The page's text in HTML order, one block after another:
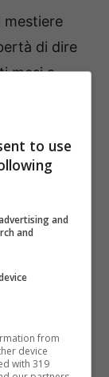
mestiere
di dire
mesi a
di non
trapelare
to use
and
and
from
device
with 319